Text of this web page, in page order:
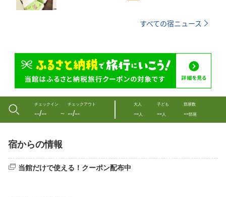
すべての宿ニュース
チェックイン
--/-- 〜
チェックアウト
--/--
大人
--人
子ども
--人
部屋数
--部屋
宿からの情報
当館だけで使える！クーポン配布中